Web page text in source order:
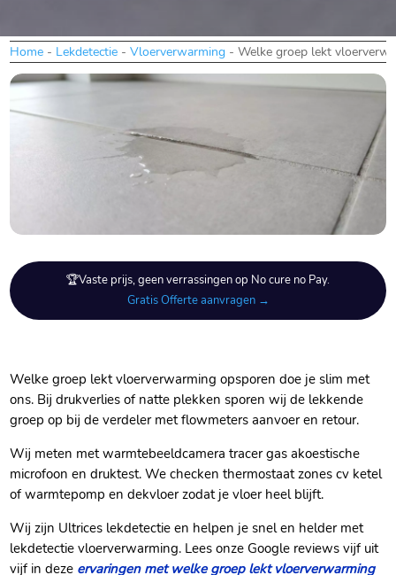
Home - Lekdetectie -Vloerverwarming -Welke groep lekt
🏆Vaste prijs, geen verrassingen op No cure no Pay.
Gratis Offerte aanvragen →
Welke groep lekt vloerverwarming opsporen doe je slim met
ons.​ Bij drukverlies of natte plekken sporen wij de lekkende
groep op bij de verdeler met flowmeters aanvoer en retour.​
Wij meten met warmtebeeldcamera tracer gas akoestische
microfoon en druktest.​ We checken thermostaat zones cv ketel
of warmtepomp en dekvloer zodat je vloer heel blijft.​
Wij zijn Ultrices lekdetectie en helpen je snel en helder met
lekdetectie vloerverwarming.​ Lees onze Google reviews vijf uit
vijf in deze ervaringen met welke groep lekt vloerverwarming